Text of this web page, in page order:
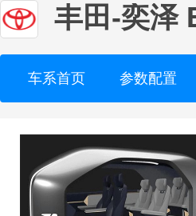
丰田 -奕泽
车系首页 参数配置